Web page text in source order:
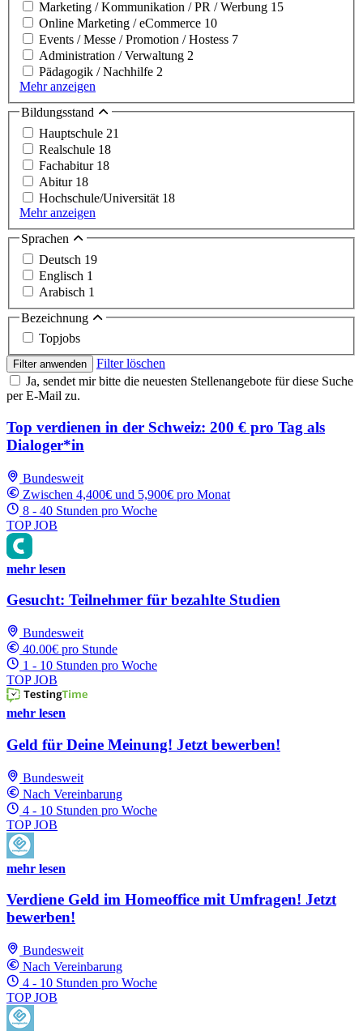
Marketing / Kommunikation / PR / Werbung 15
Online Marketing / eCommerce 10
Events / Messe / Promotion / Hostess 7
Administration / Verwaltung 2
Pädagogik / Nachhilfe 2
Mehr anzeigen
Bildungsstand
Hauptschule 21
Realschule 18
Fachabitur 18
Abitur 18
Hochschule/Universität 18
Mehr anzeigen
Sprachen
Deutsch 19
Englisch 1
Arabisch 1
Bezeichnung
Topjobs
Filter anwenden
Filter löschen
Ja, sendet mir bitte die neuesten Stellenangebote für diese Suche
per E-Mail zu.
Top verdienen in der Schweiz: 200 € pro Tag als
Dialoger*in
Bundesweit
Zwischen 4,400€ und 5,900€ pro Monat
8 - 40 Stunden pro Woche
TOP JOB
mehr lesen
Gesucht: Teilnehmer für bezahlte Studien
Bundesweit
40.00€ pro Stunde
1 - 10 Stunden pro Woche
TOP JOB
mehr lesen
Geld für Deine Meinung! Jetzt bewerben!
Bundesweit
Nach Vereinbarung
4 - 10 Stunden pro Woche
TOP JOB
mehr lesen
Verdiene Geld im Homeoffice mit Umfragen! Jetzt
bewerben!
Bundesweit
Nach Vereinbarung
4 - 10 Stunden pro Woche
TOP JOB